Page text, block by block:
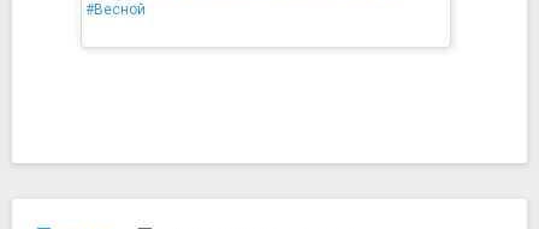
#Весной